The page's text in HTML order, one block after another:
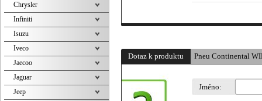
Dotaz k produktu Pneu Continental
Jméno:
Chrysler
Infiniti
Isuzu
Iveco
Jaecoo
Jaguar
Jeep